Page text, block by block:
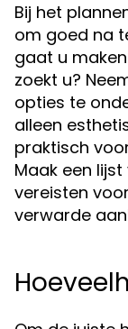
Bij het
om goed na
gaat u
zoekt u?
opties te
alleen
praktisch
Maak een
vereisten
verwarde